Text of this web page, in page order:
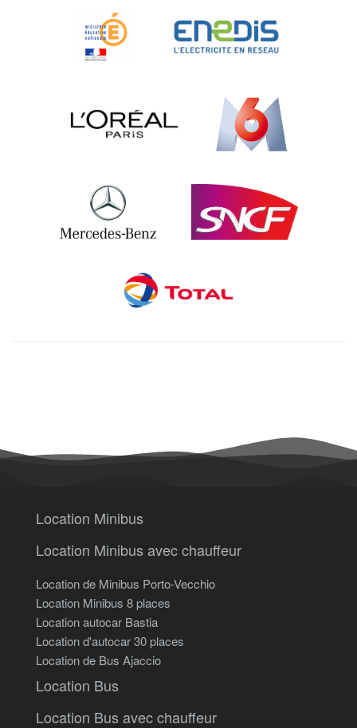
Location Minibus
Location Minibus avec chauffeur
Location de Minibus Porto-Vecchio
Location Minibus 8 places
Location autocar Bastia
Location d'autocar 30 places
Location de Bus Ajaccio
Location Bus
Location Bus avec chauffeur